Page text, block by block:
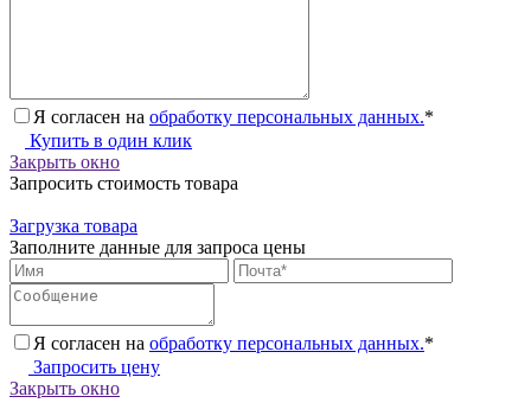
Я согласен на обработку персональных данных.*
Купить в один клик
Закрыть окно
Запросить стоимость товара
Загрузка товара
Заполните данные для запроса цены
Я согласен на обработку персональных данных.*
Запросить цену
Закрыть окно